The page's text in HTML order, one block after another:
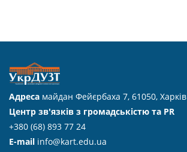
Адреса майдан Фейєрбаха 7, 61050, Харків
Центр зв'язків з громадськістю та PR
+380 (68) 893 77 24
E-mail info@kart.edu.ua